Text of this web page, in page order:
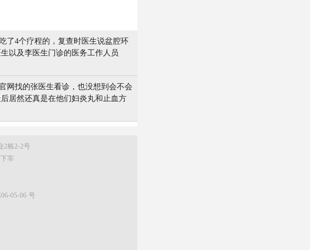
了4个疗程的，复查时医生说盆腔环
以及李医生门诊的医务工作人员
网找的张医生看诊，也没想到会不会
居然还真是在他们妇炎丸和止血方
2栋2-2号
车
05-06 号